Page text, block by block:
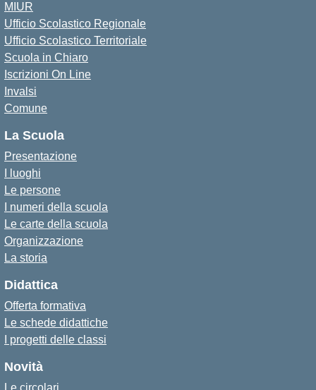
MIUR
Ufficio Scolastico Regionale
Ufficio Scolastico Territoriale
Scuola in Chiaro
Iscrizioni On Line
Invalsi
Comune
La Scuola
Presentazione
I luoghi
Le persone
I numeri della scuola
Le carte della scuola
Organizzazione
La storia
Didattica
Offerta formativa
Le schede didattiche
I progetti delle classi
Novità
Le circolari